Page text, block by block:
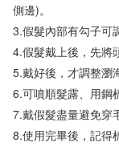
側邊)。
3.假髮內部有勾子可
4.假髮戴上後，先將
5.戴好後，才調整瀏
6.可噴順髮露、用鋼
7.戴假髮盡量避免穿
8.使用完畢後，記得